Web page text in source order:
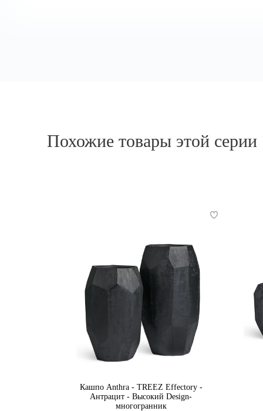
Похожие товары этой серии
Кашпо Anthra - TREEZ Effectory -
Антрацит - Высокий Design-
многогранник